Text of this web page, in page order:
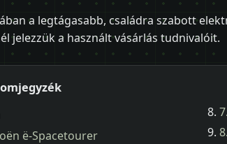
a legtágasabb, családra szabott
jelezzük a használt vásárlás tudnivalóit.
ë-Spacetourer